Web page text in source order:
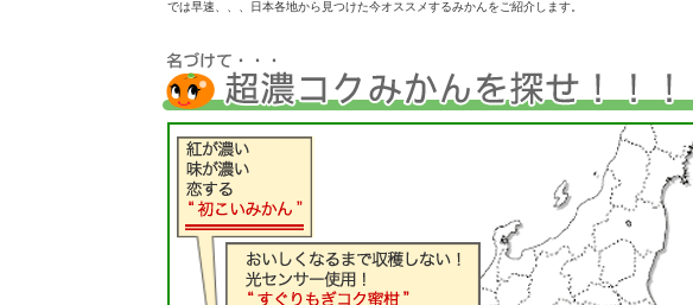
では早速、、、日本各地から見つけた今オススメするみかんをご紹介します。